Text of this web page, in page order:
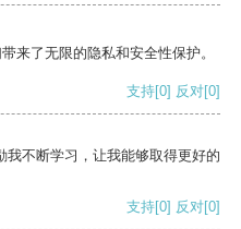
来了无限的隐私和安全性保护。
支持[0] 反对[0]
不断学习，让我能够取得更好的
支持[0] 反对[0]